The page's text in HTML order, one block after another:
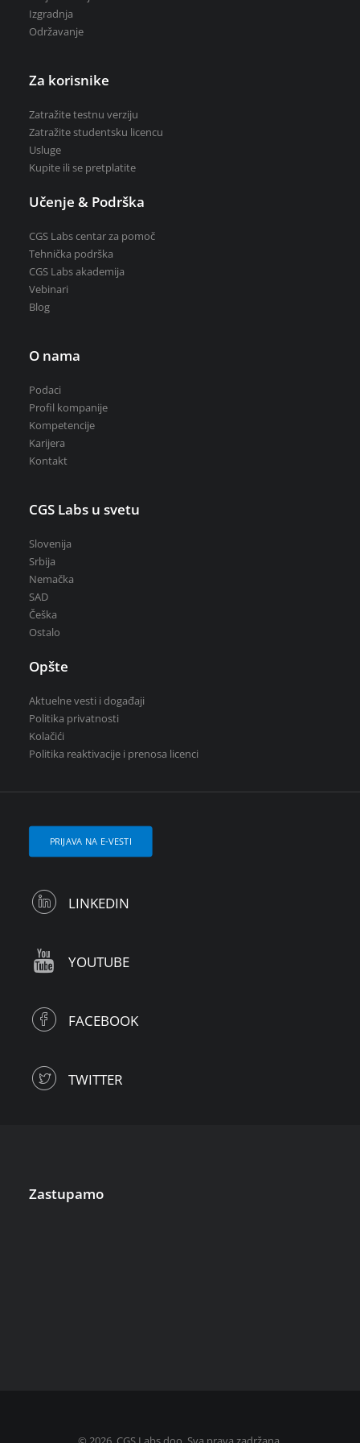
Izgradnja
Održavanje
Za korisnike
Zatražite testnu verziju
Zatražite studentsku licencu
Usluge
Kupite ili se pretplatite
Učenje & Podrška
CGS Labs centar za pomoč
Tehnička podrška
CGS Labs akademija
Vebinari
Blog
O nama
Podaci
Profil kompanije
Kompetencije
Karijera
Kontakt
CGS Labs u svetu
Slovenija
Srbija
Nemačka
SAD
Češka
Ostalo
Opšte
Aktuelne vesti i događaji
Politika privatnosti
Kolačići
Politika reaktivacije i prenosa licenci
PRIJAVA NA E-VESTI
LINKEDIN
YOUTUBE
FACEBOOK
TWITTER
Zastupamo
Zatražite studentsku licencu
Kupite ili se pretplatite